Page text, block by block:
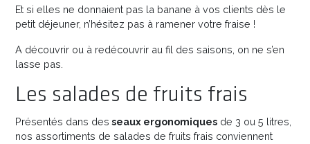
Et si elles ne donnaient pas la banane à vos clients dès le
petit déjeuner, n’hésitez pas à ramener votre fraise !
A découvrir ou à redécouvrir au fil des saisons, on ne s’en
lasse pas.
Les salades de fruits frais
Présentés dans des seaux ergonomiques de 3 ou 5 litres,
nos assortiments de salades de fruits frais conviennent